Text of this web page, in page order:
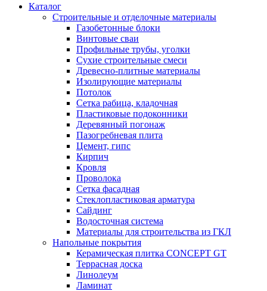
Каталог
Строительные и отделочные материалы
Газобетонные блоки
Винтовые сваи
Профильные трубы, уголки
Сухие строительные смеси
Древесно-плитные материалы
Изолирующие материалы
Потолок
Сетка рабица, кладочная
Пластиковые подоконники
Деревянный погонаж
Пазогребневая плита
Цемент, гипс
Кирпич
Кровля
Проволока
Сетка фасадная
Стеклопластиковая арматура
Сайдинг
Водосточная система
Материалы для строительства из ГКЛ
Напольные покрытия
Керамическая плитка CONCEPT GT
Террасная доска
Линолеум
Ламинат